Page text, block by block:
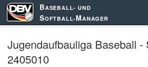
BASEBALL- UND
SOFTBALL-MANAGER
Jugendaufbauliga Baseball -
2405010